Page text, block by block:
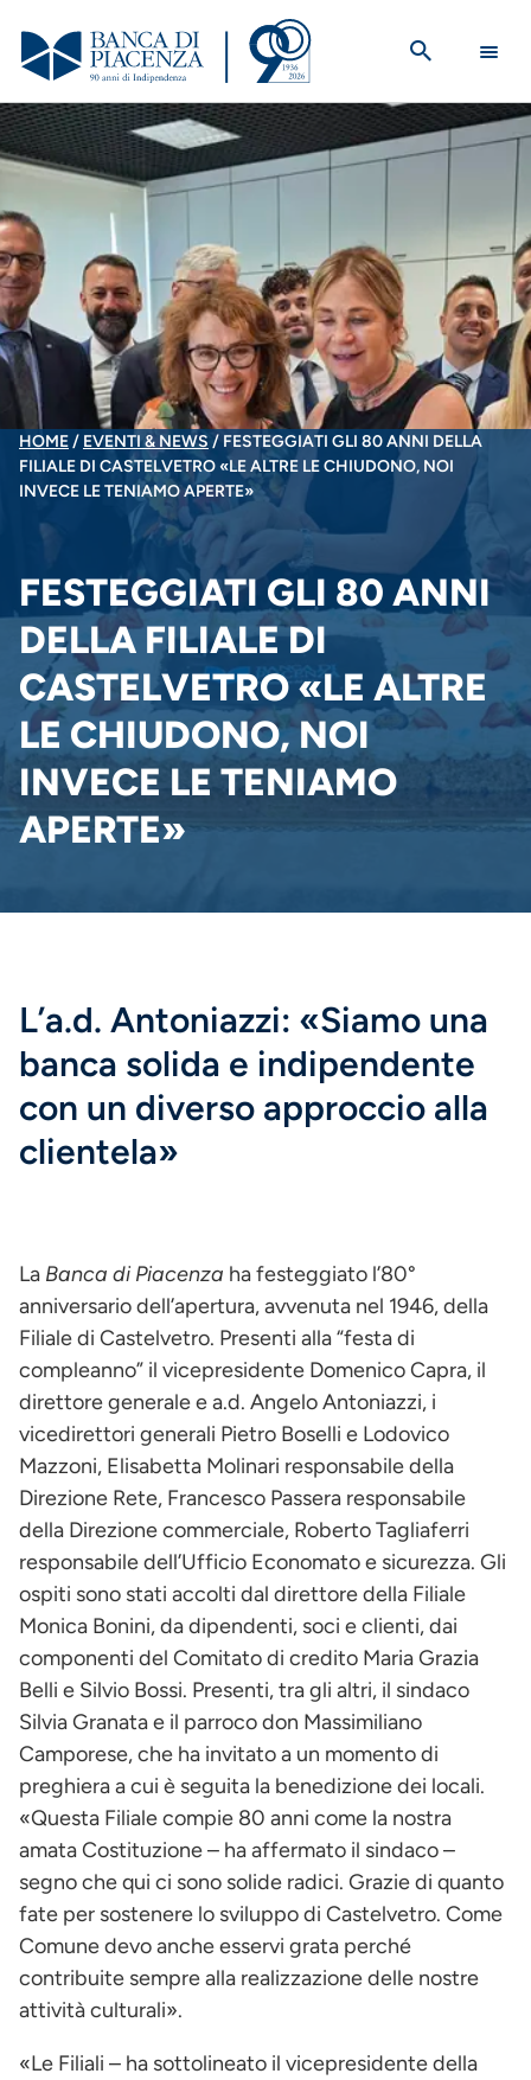
contenuto
principale
BRICIOLE
DI
PANE
HOME EVENTI & NEWS
FESTEGGIATI GLI 80 ANNI DELLA
FILIALE DI CASTELVETRO «LE ALTRE LE CHIUDONO, NOI
INVECE LE TENIAMO APERTE»
FESTEGGIATI GLI 80 ANNI
DELLA FILIALE DI
CASTELVETRO «LE ALTRE
LE CHIUDONO, NOI
INVECE LE TENIAMO
APERTE»
L’a.d. Antoniazzi: «Siamo una
banca solida e indipendente
con un diverso approccio alla
clientela»
La Banca di Piacenza ha festeggiato l’80°
anniversario dell’apertura, avvenuta nel 1946, della
Filiale di Castelvetro. Presenti alla “festa di
compleanno” il vicepresidente Domenico Capra, il
direttore generale e a.d. Angelo Antoniazzi, i
vicedirettori generali Pietro Boselli e Lodovico
Mazzoni, Elisabetta Molinari responsabile della
Direzione Rete, Francesco Passera responsabile
della Direzione commerciale, Roberto Tagliaferri
responsabile dell’Ufficio Economato e sicurezza. Gli
ospiti sono stati accolti dal direttore della Filiale
Monica Bonini, da dipendenti, soci e clienti, dai
componenti del Comitato di credito Maria Grazia
Belli e Silvio Bossi. Presenti, tra gli altri, il sindaco
Silvia Granata e il parroco don Massimiliano
Camporese, che ha invitato a un momento di
preghiera a cui è seguita la benedizione dei locali.
«Questa Filiale compie 80 anni come la nostra
amata Costituzione – ha affermato il sindaco –
segno che qui ci sono solide radici. Grazie di quanto
fate per sostenere lo sviluppo di Castelvetro. Come
Comune devo anche esservi grata perché
contribuite sempre alla realizzazione delle nostre
attività culturali».
«Le Filiali – ha sottolineato il vicepresidente della